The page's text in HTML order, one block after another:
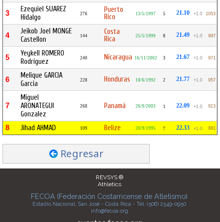
3
Ezequiel SUAREZ
Hidalgo
276
Puerto
Rico
13/5/1997 5 21.10 +1.0 1053
4
Jeikob Joel MONGE
Castellon
144
Costa
Rica
25/5/1999 8 21.49 +1.0 997
5
Yeykell ROMERO
Rodríguez
240 Nicaragua 16/11/2002 3 21.67 +1.0 971
6
Melique GARCIA
Garcia
228 Honduras 18/6/1992 2 21.77 +1.0 957
7
Miguel
ARONATEGUI
Gonzalez
268 Panamá 26/9/2003 1 22.09 +1.0 913
8 Jihad AHMAD 109 Belize 20/9/1995 7 22.33 +1.0 881
Regresar
REVSYS ®
Athletics
FECOA (Federación Costarricense de Atletismo)
Estadio Nacional, San José - Costa Rica - Tel. (506) 2549-0950
info@fecoa.org